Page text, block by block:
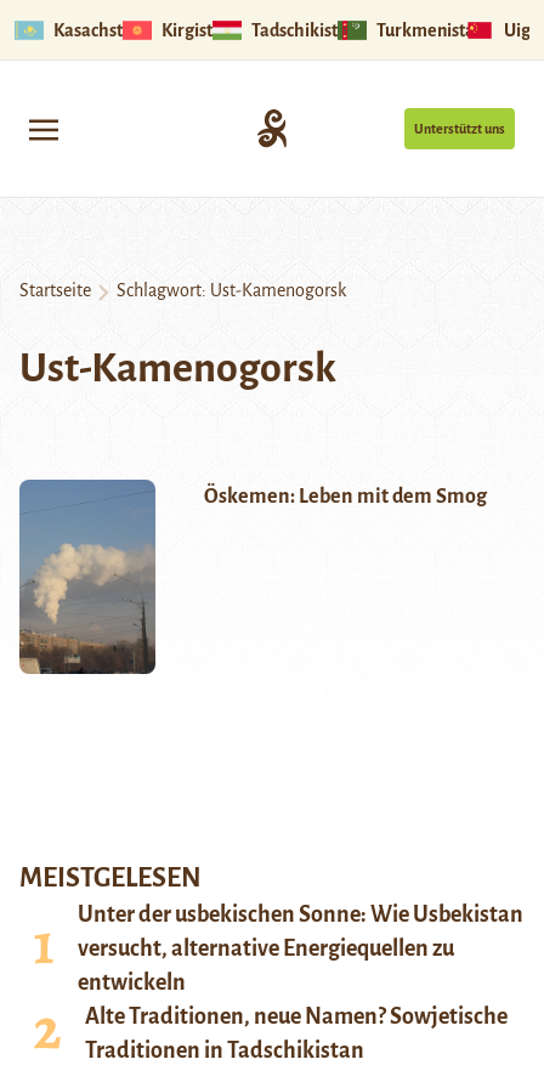
Kasachstan Kirgistan Tadschikistan Turkmenistan
Unterstützt uns
Startseite Schlagwort: Ust-Kamenogorsk
Ust-Kamenogorsk
Öskemen: Leben mit dem Smog
MEISTGELESEN
Unter der usbekischen Sonne: Wie Usbekistan
versucht, alternative Energiequellen zu
entwickeln
Alte Traditionen, neue Namen? Sowjetische
Traditionen in Tadschikistan